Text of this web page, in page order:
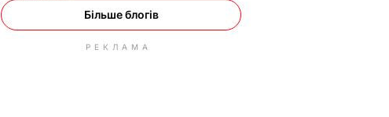
Більше блогів
РЕКЛАМА